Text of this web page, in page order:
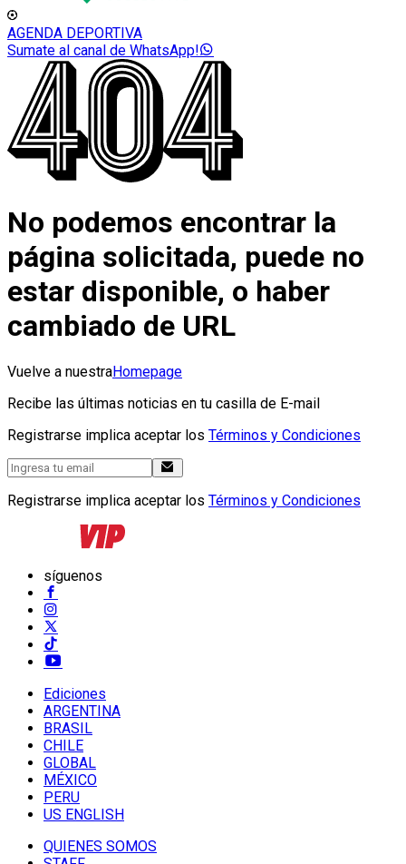
AGENDA DEPORTIVA
Sumate al canal de WhatsApp!
No podemos encontrar la
página solicitada, puede no
estar disponible, o haber
cambiado de URL
Vuelve a nuestraHomepage
Recibe las últimas noticias en tu casilla de E-mail
Registrarse implica aceptar los Términos y Condiciones
Registrarse implica aceptar los Términos y Condiciones
síguenos
Ediciones
ARGENTINA
BRASIL
CHILE
GLOBAL
MÉXICO
PERU
US ENGLISH
QUIENES SOMOS